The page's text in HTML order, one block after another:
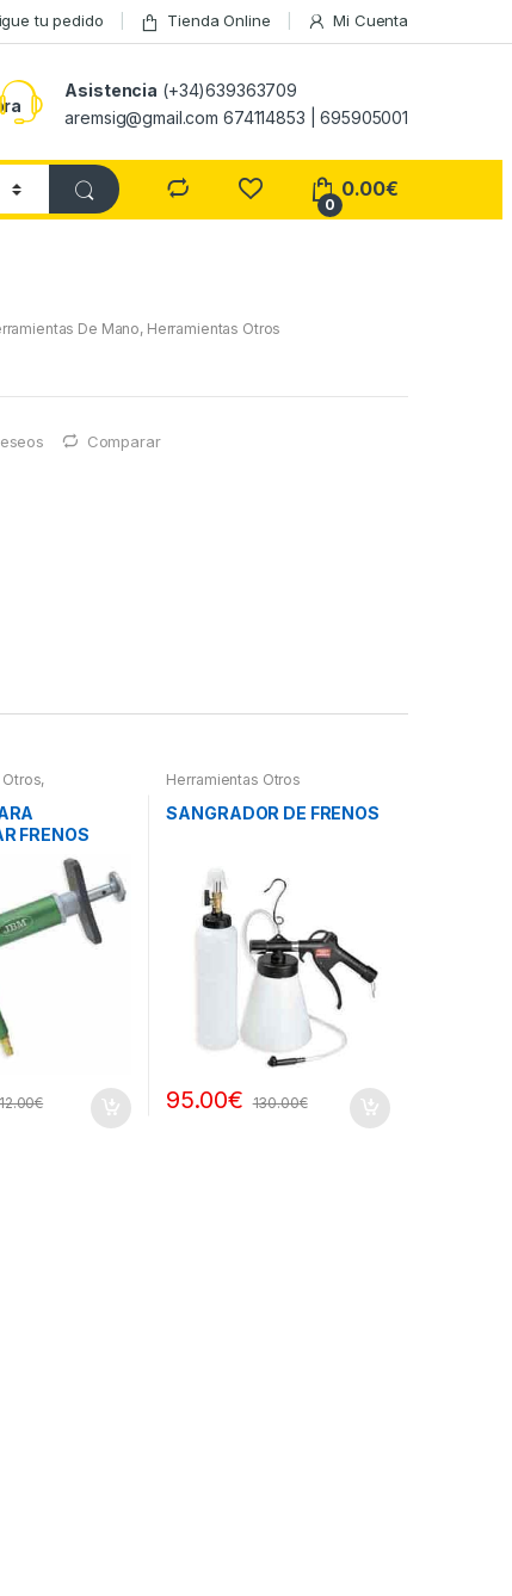
tu pedido Tienda Online Mi Cuenta
Asistencia (+34)639363709
aremsig@gmail.com 674114853 | 695905001
0
0.00€
De Mano, Herramientas Otros
Comparar
Otros,
FRENOS
€
Herramientas Otros
SANGRADOR DE FRENOS
95.00€ 130.00€